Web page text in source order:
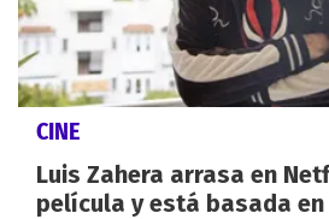
CINE
Luis Zahera arrasa en
película y está basada